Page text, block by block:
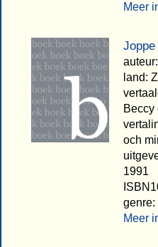
Meer
Joppe
land:
Beccy
och
1991
genre:
Meer